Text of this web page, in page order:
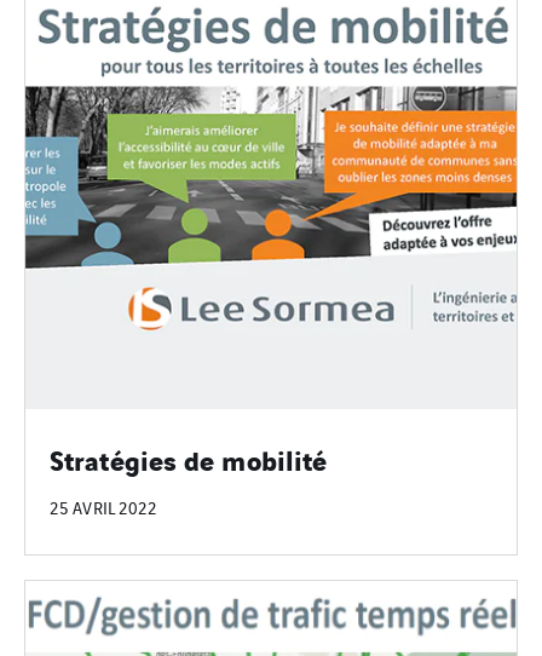
Stratégies de mobilité
25 AVRIL 2022